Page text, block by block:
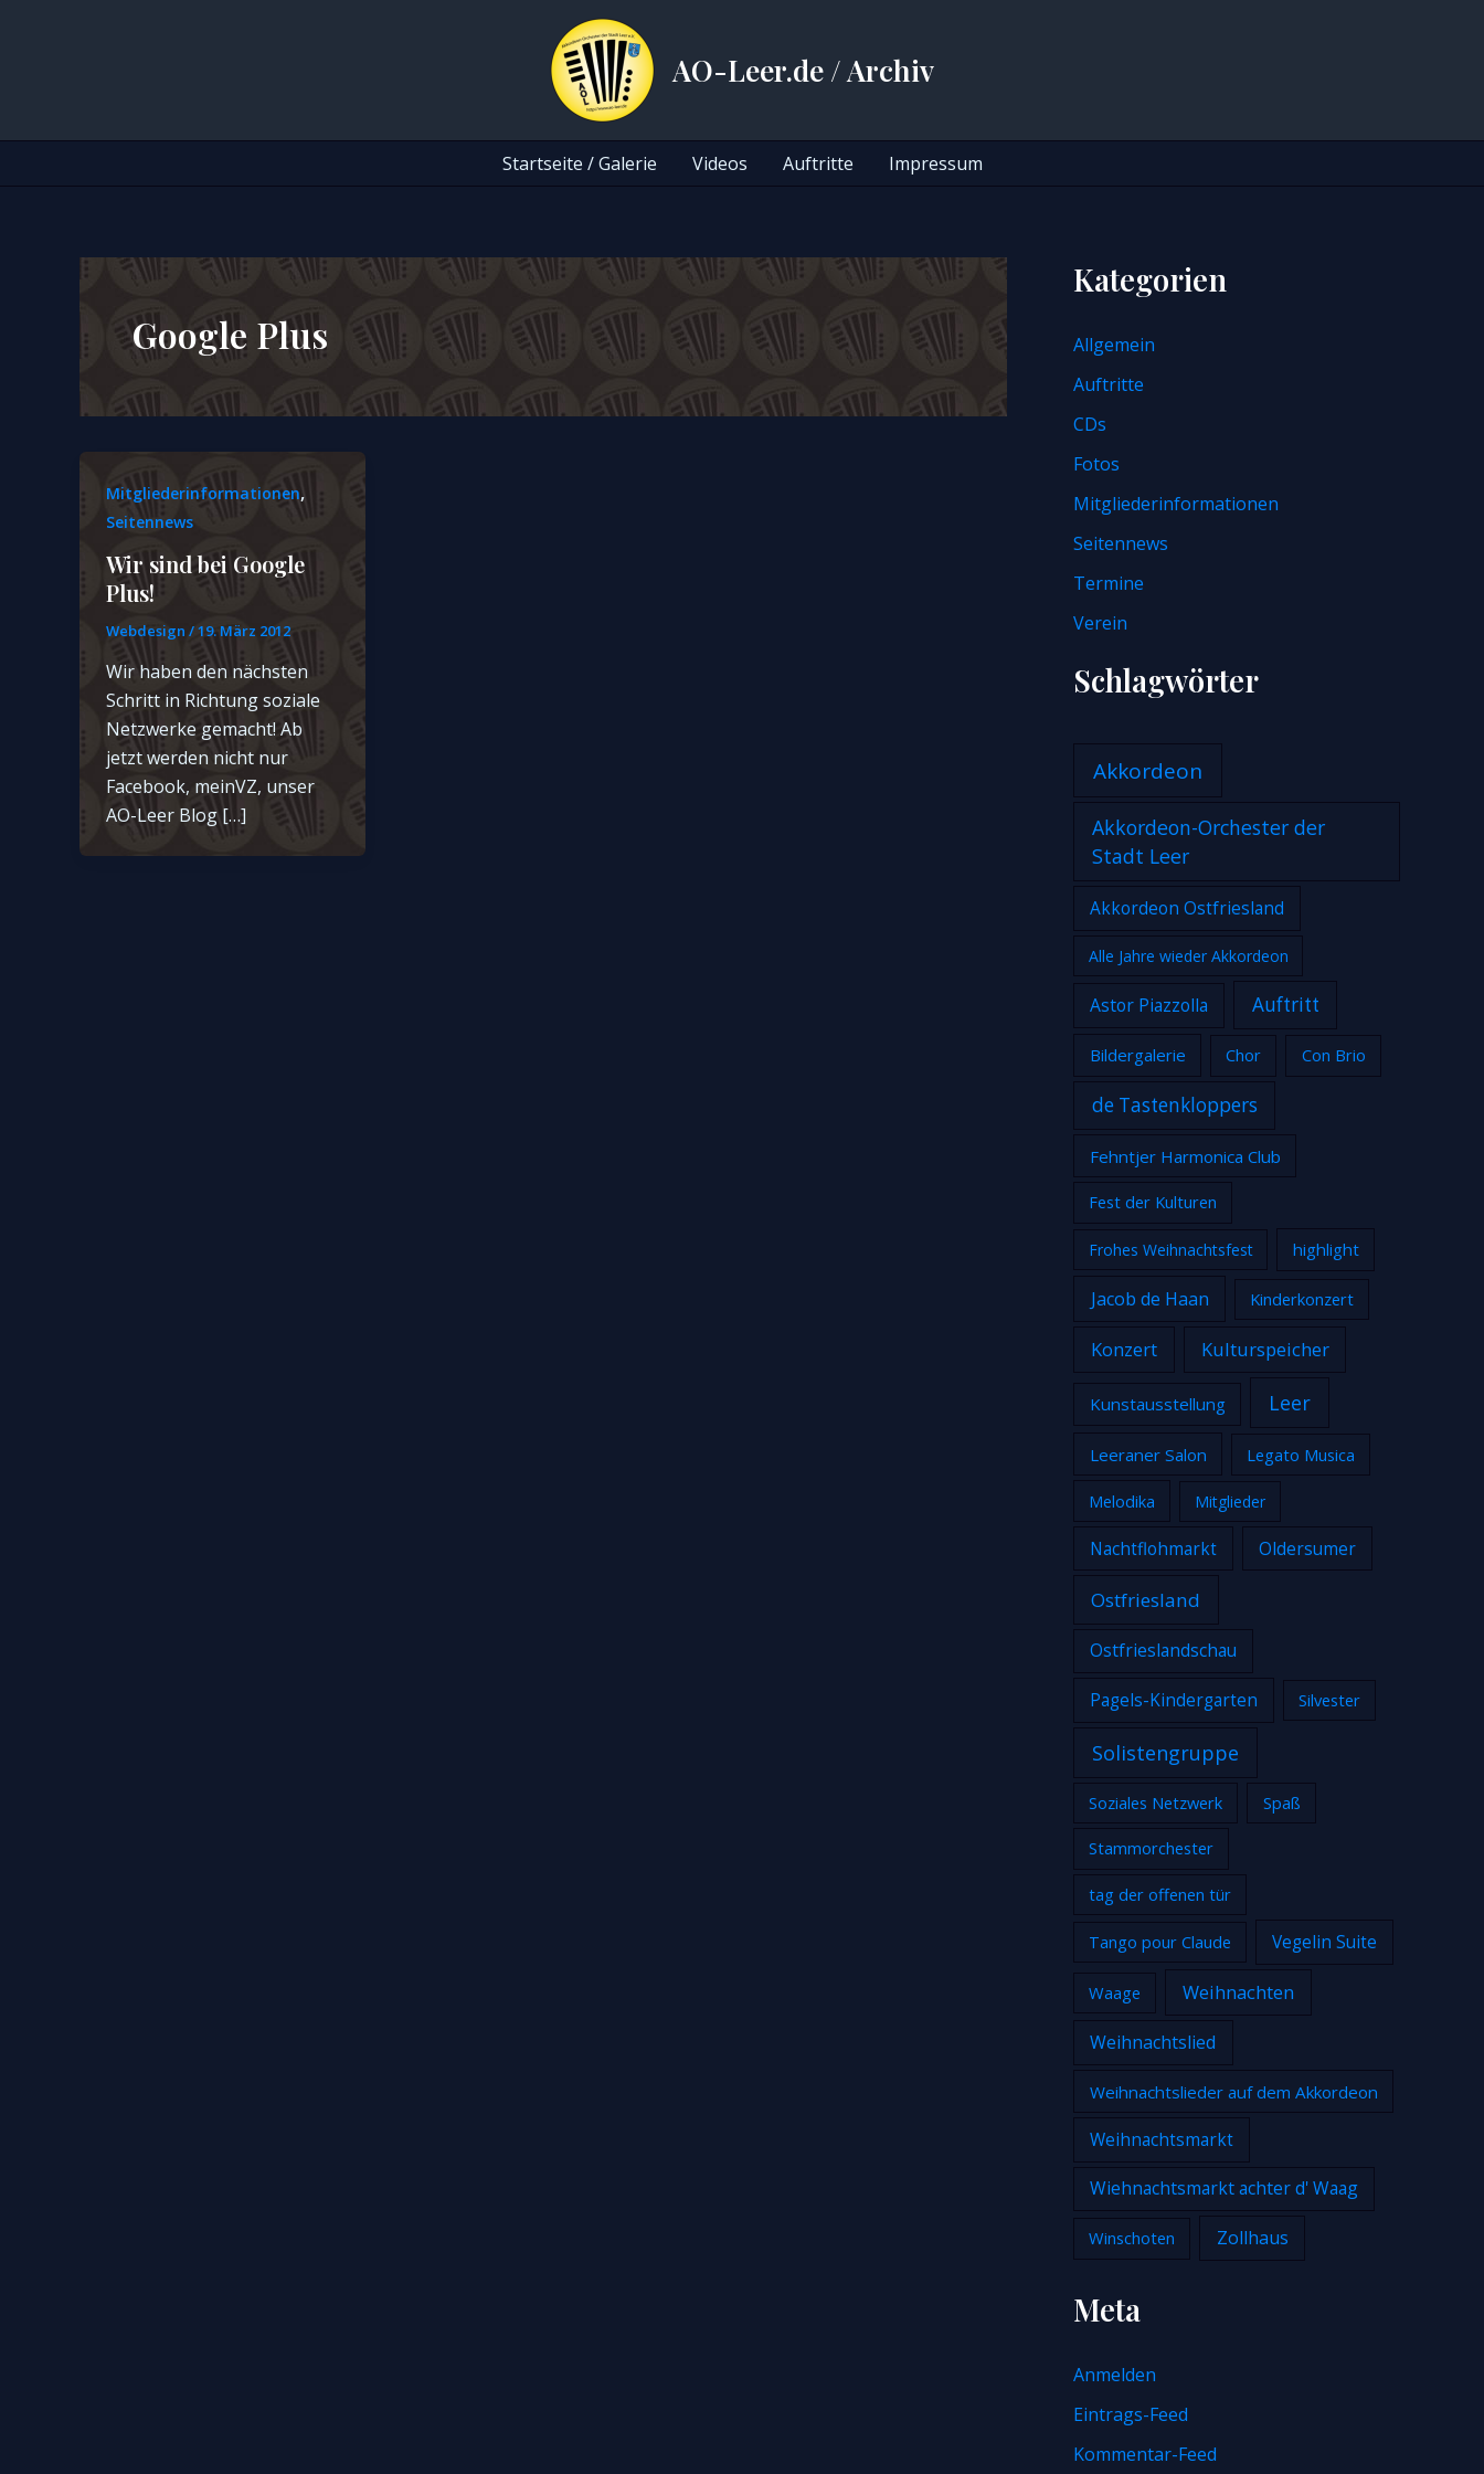
AO-Leer.de / Archiv
Startseite / Galerie Videos Auftritte Impressum
Google Plus
Mitgliederinformationen,
Seitennews
Wir sind bei Google
Plus!
Webdesign /19. März 2012
Wir haben den nächsten
Schritt in Richtung soziale
Netzwerke gemacht! Ab
jetzt werden nicht nur
Facebook, meinVZ, unser
AO-Leer Blog […]
Kategorien
Allgemein
Auftritte
CDs
Fotos
Mitgliederinformationen
Seitennews
Termine
Verein
Schlagwörter
Akkordeon
Akkordeon-Orchester der
Stadt Leer
Akkordeon Ostfriesland
Alle Jahre wieder Akkordeon
Astor Piazzolla Auftritt
Bildergalerie Chor Con Brio
de Tastenkloppers
Fehntjer Harmonica Club
Fest der Kulturen
Frohes Weihnachtsfest highlight
Jacob de Haan Kinderkonzert
Konzert Kulturspeicher
Kunstausstellung Leer
Leeraner Salon Legato Musica
Melodika Mitglieder
Nachtflohmarkt Oldersumer
Ostfriesland
Ostfrieslandschau
Pagels-Kindergarten Silvester
Solistengruppe
Soziales Netzwerk Spaß
Stammorchester
tag der offenen tür
Tango pour Claude Vegelin Suite
Waage Weihnachten
Weihnachtslied
Weihnachtslieder auf dem Akkordeon
Weihnachtsmarkt
Wiehnachtsmarkt achter d' Waag
Winschoten Zollhaus
Meta
Anmelden
Eintrags-Feed
Kommentar-Feed